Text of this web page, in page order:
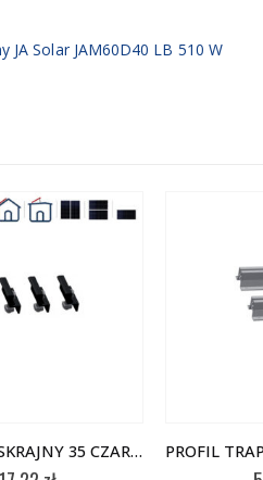
Solar JAM60D40 LB 510 W
DOCISK PV SKRAJNY 35 CZARNY – KPL (4 SZT)